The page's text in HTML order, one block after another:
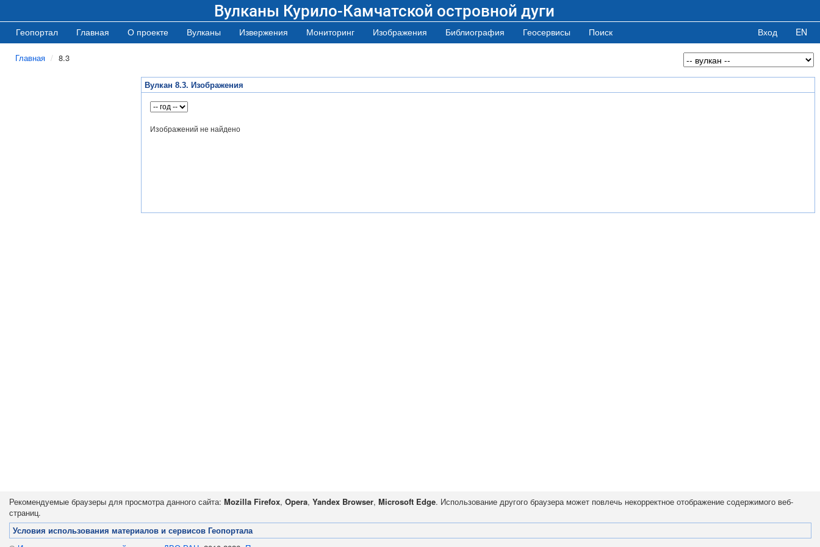
Вулканы Курило-Камчатской островной дуги
Геопортал Главная О проекте Вулканы Извержения Мониторинг Изображения Библиография Геосервисы Поиск Вход EN
Главная 8.3
Вулкан 8.3. Изображения
Изображений не найдено
Рекомендуемые браузеры для просмотра данного сайта: Mozilla Firefox, Opera, Yandex Browser, Microsoft Edge. Использование другого браузера может повлечь некорректное отображение содержимого веб-
страниц.
Условия использования материалов и сервисов Геопортала